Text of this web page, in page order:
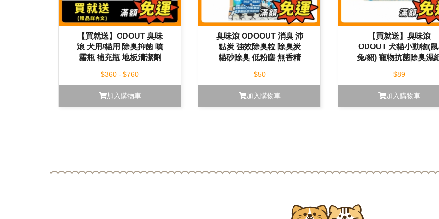
【買就送】ODOUT 臭味
滾 犬用/貓用 除臭抑菌 噴
霧瓶 補充瓶 地板清潔劑
$360 - $760
加入購物車
臭味滾 ODOOUT 消臭 沛
點炭 強效除臭粒 除臭炭
貓砂除臭 低粉塵 無香精
$50
加入購物車
【買就送】臭味滾
ODOUT 犬貓小動物(
兔/貂) 寵物抗菌除臭濕
$89
加入購物車